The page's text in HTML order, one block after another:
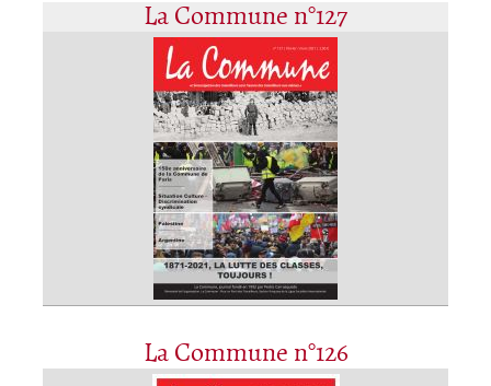
La Commune n°127
La Commune n°126